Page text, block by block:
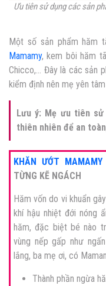
Ưu tiên sử dụng các sản
Một số sản phẩm hăm
Mamamy, kem bôi hăm
Chicco,… Đây là các sản
kiểm định nên mẹ yên
Lưu ý: Mẹ ưu tiên sử
thiên nhiên để an
KHĂN ƯỚT MAMAMY
TỪNG KẼ NGÁCH
Hăm vốn do vi khuẩn
khí hậu nhiệt đới nóng
hăm, đặc biệt bé nào
vùng nếp gấp như
lắng, ba mẹ ơi, có
Thành phần ngừa